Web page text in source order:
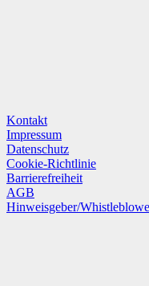
Kontakt
Impressum
Datenschutz
Cookie-Richtlinie
Barrierefreiheit
AGB
Hinweisgeber/